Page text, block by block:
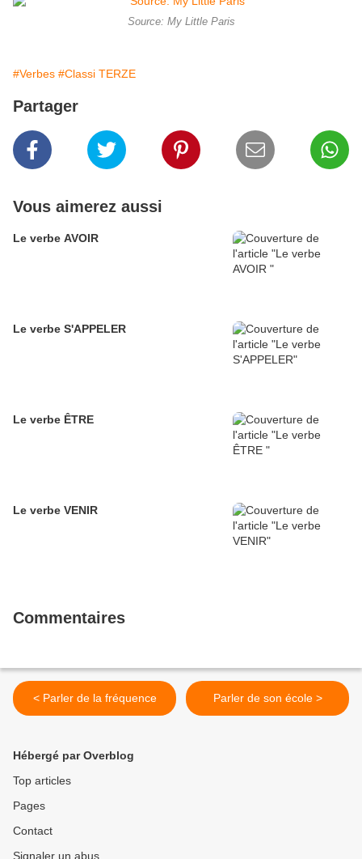
Source: My Little Paris
#Verbes #Classi TERZE
Partager
Vous aimerez aussi
Le verbe AVOIR
Le verbe S'APPELER
Le verbe ÊTRE
Le verbe VENIR
Commentaires
< Parler de la fréquence Parler de son école >
Hébergé par Overblog
Top articles
Pages
Contact
Signaler un abus